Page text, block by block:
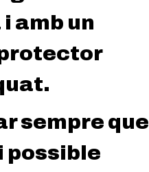
amb un
sempre que
possible